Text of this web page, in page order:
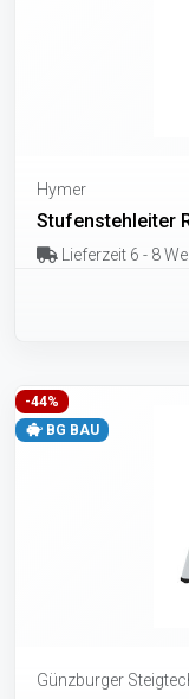
Hymer
Stufenstehleiter
Lieferzeit 6 - 8
-44%
BG BAU
Günzburger